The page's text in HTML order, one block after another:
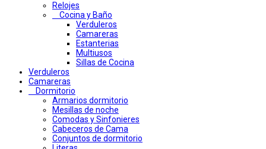
Relojes
Cocina y Baño
Verduleros
Camareras
Estanterias
Multiusos
Sillas de Cocina
Verduleros
Camareras
Dormitorio
Armarios dormitorio
Mesillas de noche
Comodas y Sinfonieres
Cabeceros de Cama
Conjuntos de dormitorio